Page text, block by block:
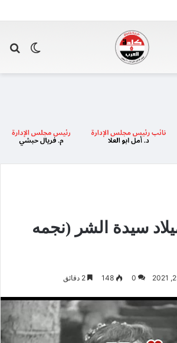
الوضع
سيدة الشر (نجمه
0
148